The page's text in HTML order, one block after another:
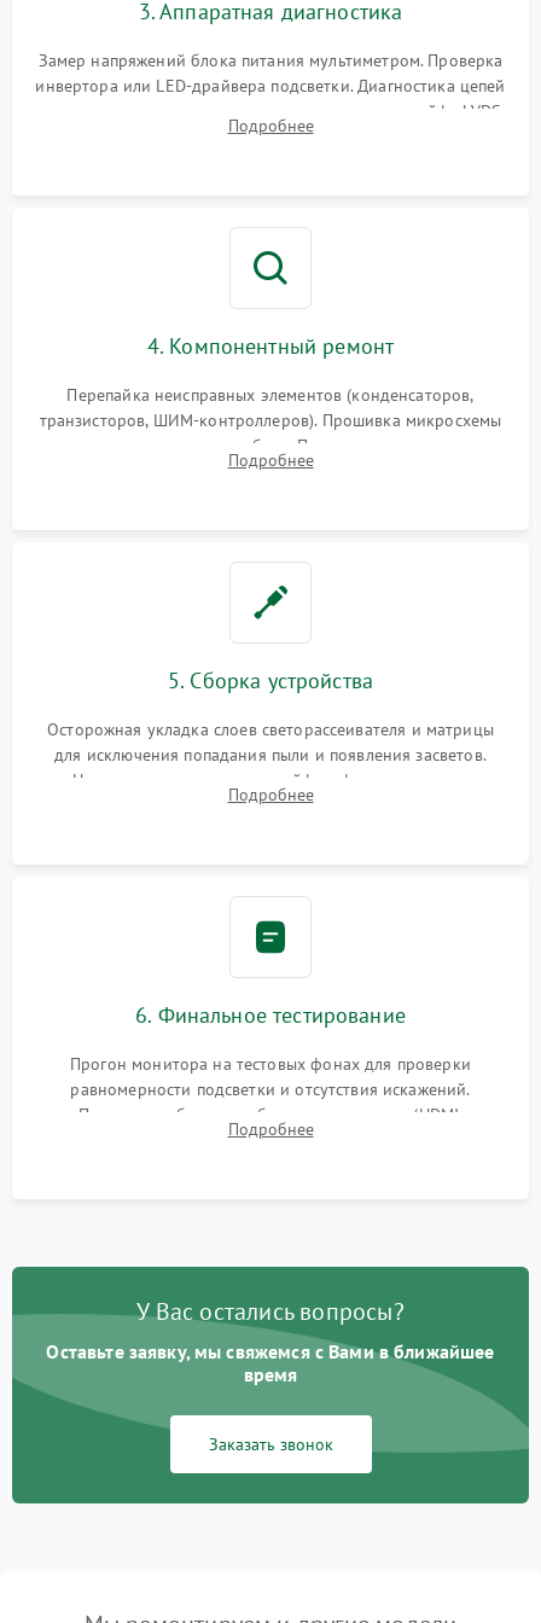
Поломка системы защиты
3. Аппаратная диагностика
Замер напряжений блока питания мультиметром. Проверка
инвертора или LED-драйвера подсветки. Диагностика цепей
питания скалера и тестирование сигналов на шлейфе LVDS
Подробнее
4. Компонентный ремонт
Перепайка неисправных элементов (конденсаторов,
транзисторов, ШИМ-контроллеров). Прошивка микросхемы
памяти при программных сбоях. При поломке подсветки —
разборка матрицы и замена выгоревших светодиодов.
Подробнее
5. Сборка устройства
Осторожная укладка слоев светорассеивателя и матрицы
для исключения попадания пыли и появления засветов.
Надежное подключение шлейфов, фиксация плат и
аккуратное защелкивание пластикового корпуса монитора.
Подробнее
6. Финальное тестирование
Прогон монитора на тестовых фонах для проверки
равномерности подсветки и отсутствия искажений.
Проверка работоспособности всех портов (HDMI,
DisplayPort, VGA) и кнопок управления под нагрузкой в
Подробнее
У Вас остались вопросы?
Оставьте заявку, мы свяжемся с Вами в ближайшее
время
Заказать звонок